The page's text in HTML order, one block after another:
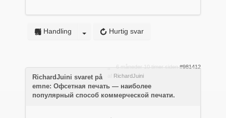
Hurtig svar
Handling
6 måneder 10 timer siden #981412
RichardJuini
RichardJuini svaret på
emne: Офсетная печать — наиболее
популярный способ коммерческой печати.